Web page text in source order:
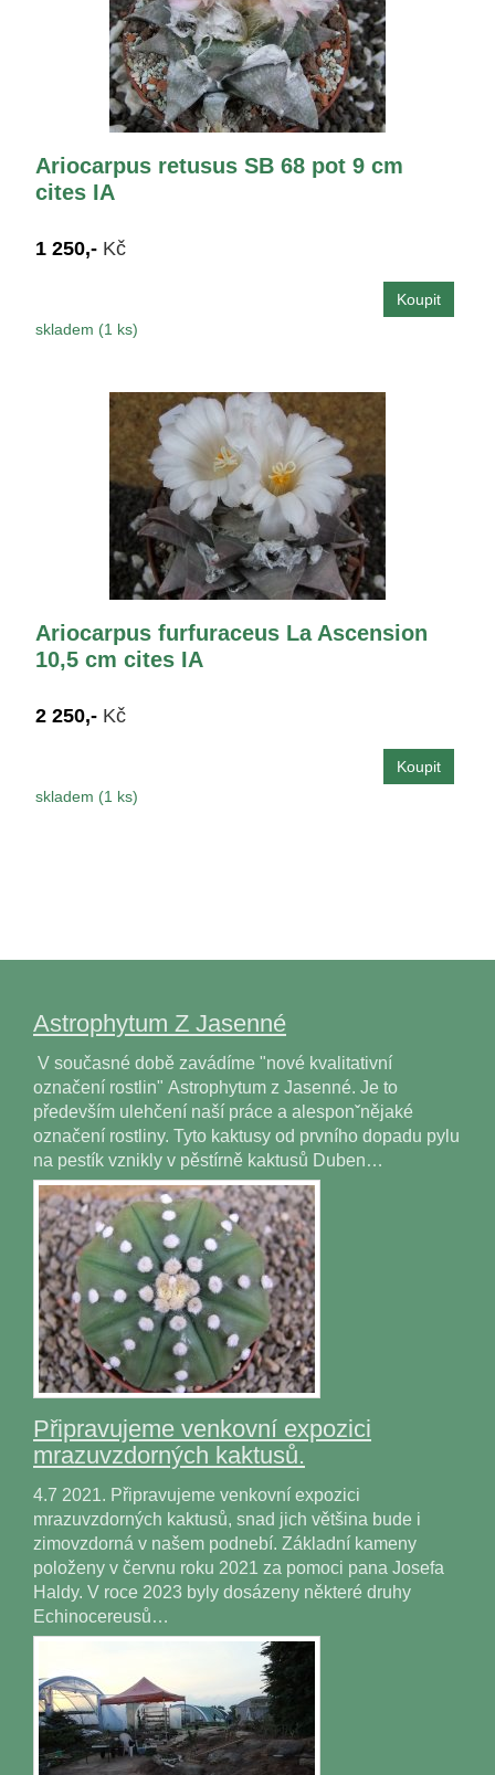
Ariocarpus retusus SB 68 pot 9 cm
cites IA
1 250,- Kč
skladem (1 ks)
Ariocarpus furfuraceus La Ascension
10,5 cm cites IA
2 250,- Kč
skladem (1 ks)
Astrophytum Z Jasenné
V současné době zavádíme "nové kvalitativní
označení rostlin" Astrophytum z Jasenné. Je to
především ulehčení naší práce a alesponˇnějaké
označení rostliny. Tyto kaktusy od prvního dopadu pylu
na pestík vznikly v pěstírně kaktusů Duben…
Připravujeme venkovní expozici
mrazuvzdorných kaktusů.
4.7 2021. Připravujeme venkovní expozici
mrazuvzdorných kaktusů, snad jich většina bude i
zimovzdorná v našem podnebí. Základní kameny
položeny v červnu roku 2021 za pomoci pana Josefa
Haldy. V roce 2023 byly dosázeny některé druhy
Echinocereusů…